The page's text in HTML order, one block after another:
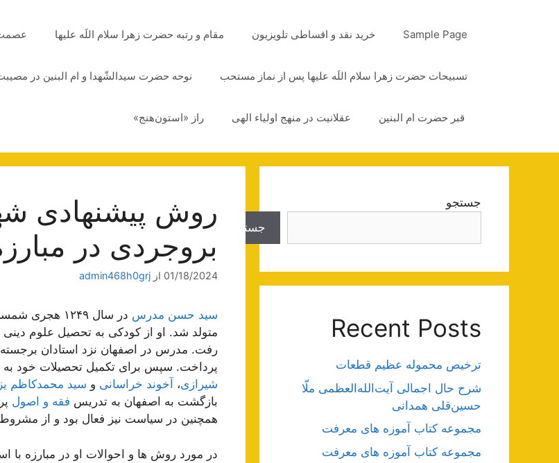
Sample Page خرید نقد و اقساطی تلویزیون مقام و رتبه حضرت زهرا سلام اللَه علیها عصمت
تسبیحات حضرت زهرا سلام اللَه علیها پس از نماز مستحب نوحه حضرت سیدالشّهدا و ام البنین در
قبر حضرت ام البنین عقلانیت در منهج اولیاء الهی راز «استون‌هنج»
روش پیشنهادی
بروجردی در
01/18/2024 از admin468h0grj
سید حسن مدرس
در سال ۱۲۴۹
رفت. مدرس در اصفهان نزد استادان
پرداخت. سپس برای تکمیل تحصیلات خود
شیرازی، آخوند خراسانی و سید محمدکاظم
بازگشت به اصفهان به تدریس فقه و اصول
همچنین در سیاست نیز فعال بود و از
در مورد روش ها و احوالات او در مبارزه با
جستجو
جستجو
Recent Posts
ترخیص محموله عظیم قطعات
شرح حال اجمالی آیت‌الله‌العظمی ملّا
حسین‌قلی همدانی
مجموعه کتاب آموزه های معرفت
مجموعه کتاب آموزه های معرفت